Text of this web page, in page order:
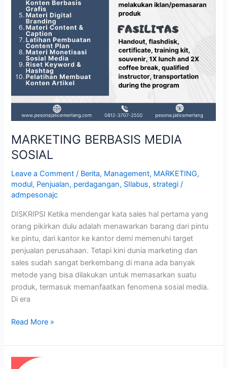
MARKETING BERBASIS MEDIA
SOSIAL
Leave a Comment / Berita, Management, MARKETING,
modul, Penjualan, perdagangan, SIlabus, strategi /
admpesonajc
DISKRIPSI Ketika mendengar kata sales hal pertama yang
orang pikirkan dulu adalah menawarkan barang dari pintu
ke pintu, dari kantor ke kantor demi memenuhi target
penjualan perusahaan. Tetapi kini dunia marketing dan
sales sudah sangat berkembang di mana ada banyak
metode yang bisa dilakukan untuk memasarkan suatu
produk, termasuk memanfaatkan fenomena sosial media.
Di era
Read More »
SERVICE